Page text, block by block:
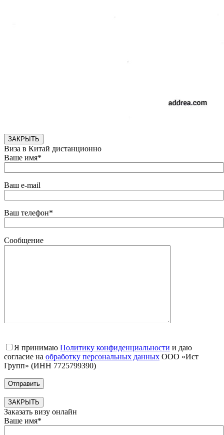
ЗАКРЫТЬ
Виза в Китай дистанционно
Ваше имя*
Ваш e-mail
Ваш телефон*
Сообщение
Я принимаю Политику конфиденциальности и даю
согласие на обработку персональных данных ООО «Ист
Групп» (ИНН 7725799390)
ЗАКРЫТЬ
Заказать визу онлайн
Ваше имя*